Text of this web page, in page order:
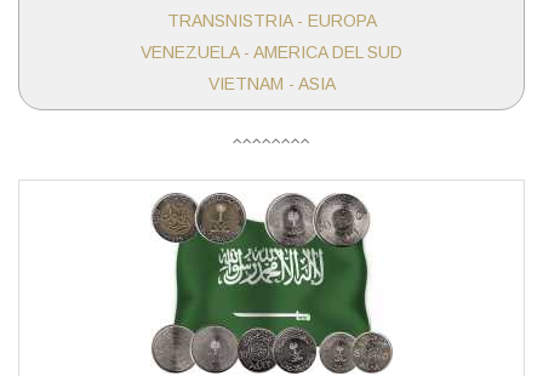
TRANSNISTRIA - EUROPA
VENEZUELA - AMERICA DEL SUD
VIETNAM - ASIA